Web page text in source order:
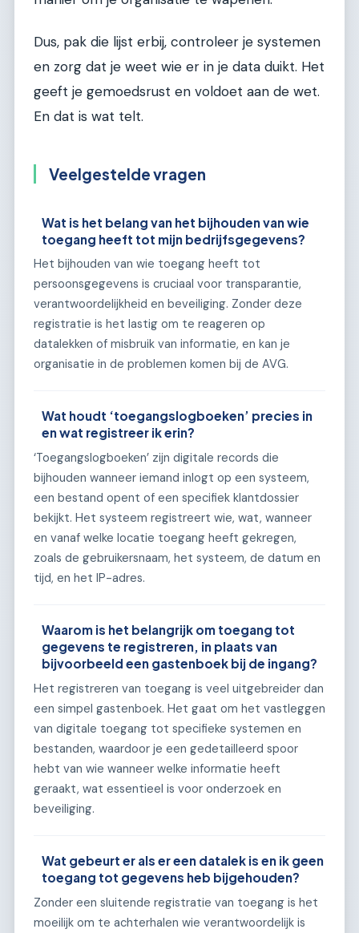
Dus, pak die lijst erbij, controleer je systemen
en zorg dat je weet wie er in je data duikt. Het
geeft je gemoedsrust en voldoet aan de wet.
En dat is wat telt.
Veelgestelde vragen
Wat is het belang van het bijhouden van wie
toegang heeft tot mijn bedrijfsgegevens?
Het bijhouden van wie toegang heeft tot
persoonsgegevens is cruciaal voor transparantie,
verantwoordelijkheid en beveiliging. Zonder deze
registratie is het lastig om te reageren op
datalekken of misbruik van informatie, en kan je
organisatie in de problemen komen bij de AVG.
Wat houdt ‘toegangslogboeken’ precies in
en wat registreer ik erin?
‘Toegangslogboeken’ zijn digitale records die
bijhouden wanneer iemand inlogt op een systeem,
een bestand opent of een specifiek klantdossier
bekijkt. Het systeem registreert wie, wat, wanneer
en vanaf welke locatie toegang heeft gekregen,
zoals de gebruikersnaam, het systeem, de datum en
tijd, en het IP-adres.
Waarom is het belangrijk om toegang tot
gegevens te registreren, in plaats van
bijvoorbeeld een gastenboek bij de ingang?
Het registreren van toegang is veel uitgebreider dan
een simpel gastenboek. Het gaat om het vastleggen
van digitale toegang tot specifieke systemen en
bestanden, waardoor je een gedetailleerd spoor
hebt van wie wanneer welke informatie heeft
geraakt, wat essentieel is voor onderzoek en
beveiliging.
Wat gebeurt er als er een datalek is en ik geen
toegang tot gegevens heb bijgehouden?
Zonder een sluitende registratie van toegang is het
moeilijk om te achterhalen wie verantwoordelijk is